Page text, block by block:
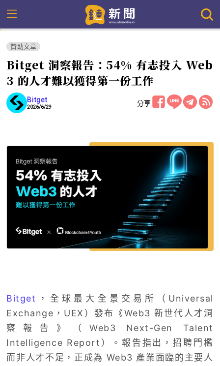
贊助文章
Bitget 洞察報告：54% 有志投入 Web
3 的人才難以獲得第一份工作
Bitget
2026/6/29 分享
Bitget
，全球最大全景交易所（Universal
Exchange，UEX）發布《Web3 新世代人才洞
察報告》（Web3 Next-Gen Talent
Intelligence Report）。報告指出，招聘門檻
而非人才不足，正成為 Web3 產業面臨的主要人